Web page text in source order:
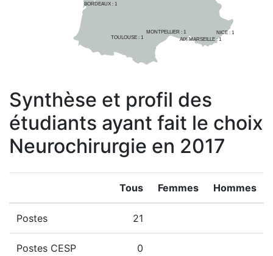
AIX-MARSEILLE : 1
BORDEAUX : 1
MONTPELLIER : 1 NICE : 1
TOULOUSE : 1
Synthèse et profil des
étudiants ayant fait le choix
Neurochirurgie en 2017
Tous Femmes Hommes
Postes 21
Postes CESP 0